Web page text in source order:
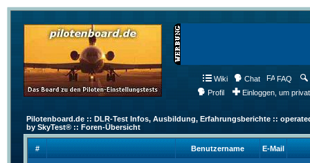
Wiki Chat FAQ
Profil
Einloggen, um
Pilotenboard.de :: DLR-Test Infos, Ausbildung, Erfahrungsberichte ::
by SkyTest® :: Foren-Übersicht
# Benutzername E-Mail